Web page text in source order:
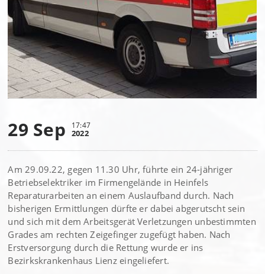
29 Sep 17:47
2022
Am 29.09.22, gegen 11.30 Uhr, führte ein 24-jähriger
Betriebselektriker im Firmengelände in Heinfels
Reparaturarbeiten an einem Auslaufband durch. Nach
bisherigen Ermittlungen dürfte er dabei abgerutscht sein
und sich mit dem Arbeitsgerät Verletzungen unbestimmten
Grades am rechten Zeigefinger zugefügt haben. Nach
Erstversorgung durch die Rettung wurde er ins
Bezirkskrankenhaus Lienz eingeliefert.